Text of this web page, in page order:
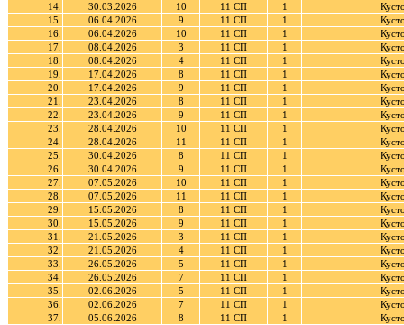
14.
30.03.2026 10 11 СП 1
15.
06.04.2026 9 11 СП 1
16.
06.04.2026 10 11 СП 1
17.
08.04.2026 3 11 СП 1
18.
08.04.2026 4 11 СП 1
19.
17.04.2026 8 11 СП 1
20.
17.04.2026 9 11 СП 1
21.
23.04.2026 8 11 СП 1
22.
23.04.2026 9 11 СП 1
23.
28.04.2026 10 11 СП 1
24.
28.04.2026 11 11 СП 1
25.
30.04.2026 8 11 СП 1
26.
30.04.2026 9 11 СП 1
27.
07.05.2026 10 11 СП 1
28.
07.05.2026 11 11 СП 1
29.
15.05.2026 8 11 СП 1
30.
15.05.2026 9 11 СП 1
31.
21.05.2026 3 11 СП 1
32.
21.05.2026 4 11 СП 1
33.
26.05.2026 5 11 СП 1
34.
26.05.2026 7 11 СП 1
35.
02.06.2026 5 11 СП 1
36.
02.06.2026 7 11 СП 1
37.
05.06.2026 8 11 СП 1